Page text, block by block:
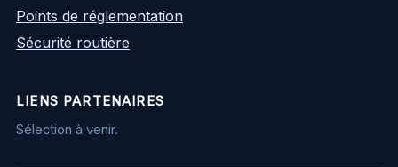
Points de réglementation
Sécurité routière
LIENS PARTENAIRES
Sélection à venir.